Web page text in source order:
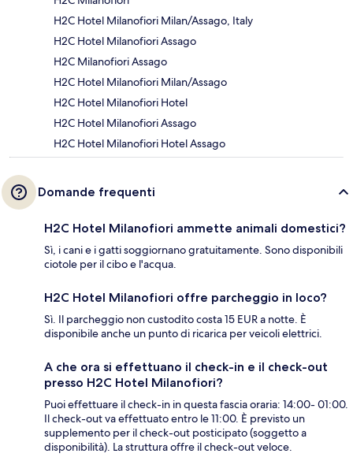
H2C Hotel Milanofiori Milan/Assago, Italy
H2C Hotel Milanofiori Assago
H2C Milanofiori Assago
H2C Hotel Milanofiori Milan/Assago
H2C Hotel Milanofiori Hotel
H2C Hotel Milanofiori Assago
H2C Hotel Milanofiori Hotel Assago
Domande frequenti
H2C Hotel Milanofiori ammette animali domestici?
Sì, i cani e i gatti soggiornano gratuitamente. Sono disponibili
ciotole per il cibo e l'acqua.
H2C Hotel Milanofiori offre parcheggio in loco?
Sì. Il parcheggio non custodito costa 15 EUR a notte. È
disponibile anche un punto di ricarica per veicoli elettrici.
A che ora si effettuano il check-in e il check-out
presso H2C Hotel Milanofiori?
Puoi effettuare il check-in in questa fascia oraria: 14:00- 01:00.
Il check-out va effettuato entro le 11:00. È previsto un
supplemento per il check-out posticipato (soggetto a
disponibilità). La struttura offre il check-out veloce.